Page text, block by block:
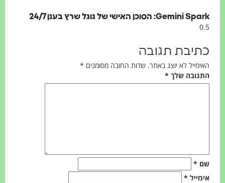
Gemini Spark: הסוכן האישי של גוגל שרץ בענן 24/7
כתיבת תגובה
האימייל לא יוצג באתר. שדות החובה מסומנים*
התגובה שלך *
אימייל*